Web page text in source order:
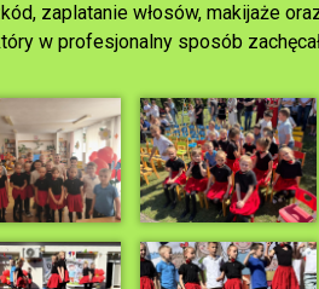
zaplatanie włosów, makijaże
w profesjonalny sposób